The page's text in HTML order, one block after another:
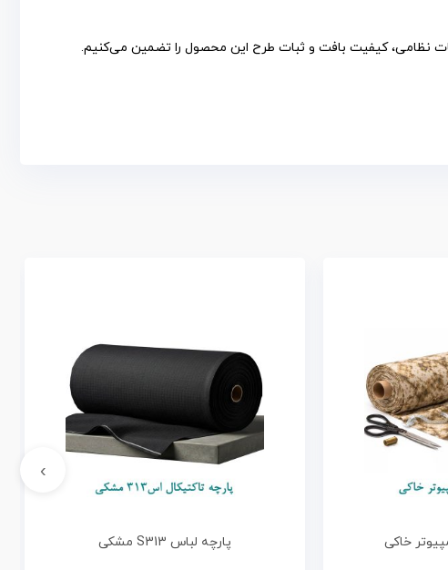
نظامی، کیفیت بافت و ثبات طرح این محصول را تضمین می‌کنیم.
خاکی پارچه لباس S313 مشکی
›